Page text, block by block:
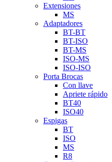
Extensiones
MS
Adaptadores
BT-BT
BT-ISO
BT-MS
ISO-MS
ISO-ISO
Porta Brocas
Con llave
Apriete rápido
BT40
ISO40
Espigas
BT
ISO
MS
R8